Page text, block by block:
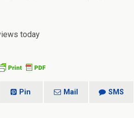
today
Pin Mail SMS